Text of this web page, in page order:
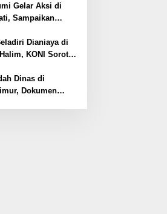
Gelar Aksi di
Sampaikan
Utara
Dianiaya di
KONI Soroti
Dinas di
Dokumen